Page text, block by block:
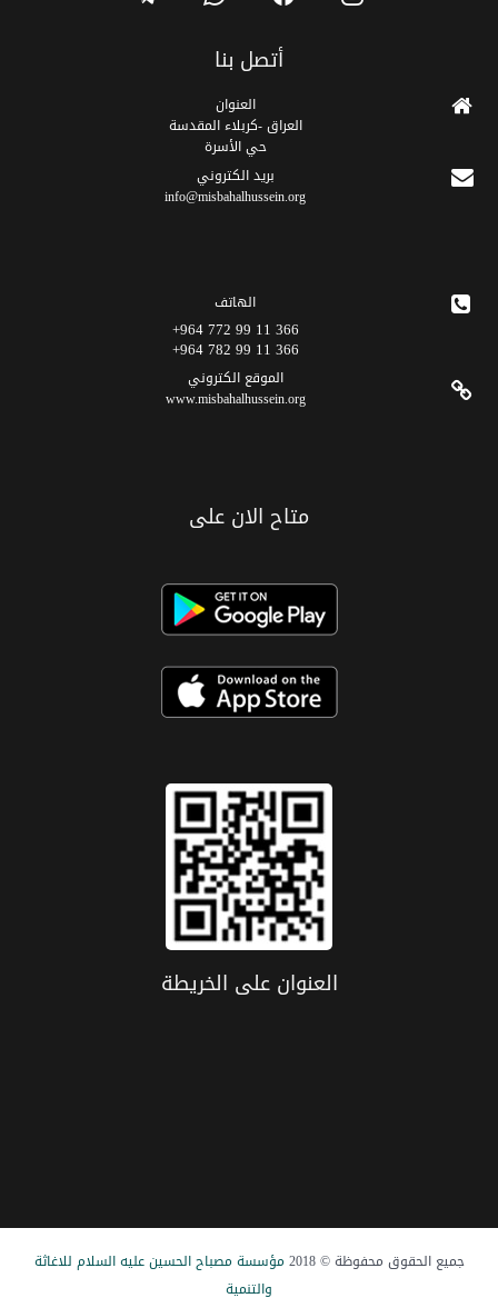
أتصل بنا
العنوان
العراق -كربلاء المقدسة
حي الأسرة
برید الکتروني
info@misbahalhussein.org
الهاتف
366 11 99 772 964+
366 11 99 782 964+
الموقع الکتروني
www.misbahalhussein.org
متاح الان على
العنوان علی الخریطة
جميع الحقوق محفوظة © 2018
مؤسسة مصباح الحسین علیه السلام للاغاثة
والتنمیة